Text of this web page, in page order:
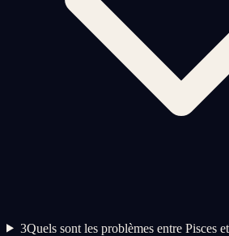
3Quels sont les problèmes entre Pisces